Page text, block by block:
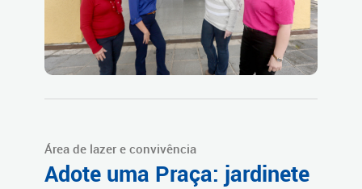
Área de lazer e convivência
Adote uma Praça: jardinete